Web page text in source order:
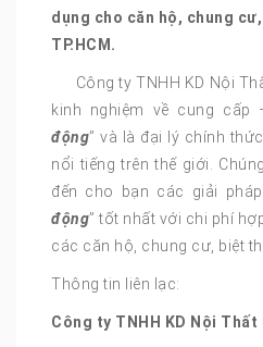
dụng cho căn hộ, chung
TP.HCM.
Công ty TNHH KD Nội
kinh nghiệm về cung cấp
động” và là đại lý chính
nổi tiếng trên thế giới.
đến cho bạn các giải
động” tốt nhất với chi phí
các căn hộ, chung cư, biệt
Thông tin liên lạc:
Công ty TNHH KD Nội Thất